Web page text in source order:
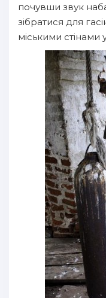
почувши звук
зібратися для
міськими стінами